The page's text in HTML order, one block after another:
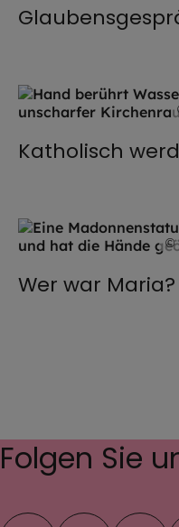
Katholisch
©
Wer war Maria?
Folgen Sie